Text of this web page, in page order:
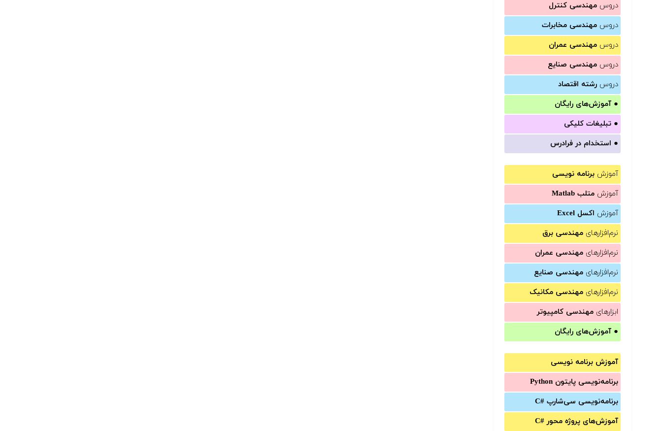
دروس مهندسی کنترل
دروس مهندسی مخابرات
دروس مهندسی عمران
دروس مهندسی صنایع
دروس رشته اقتصاد
● آموزش‌های رایگان
● تبلیغات کلیکی
● استخدام در فرادرس
آموزش برنامه نویسی
آموزش متلب Matlab
آموزش اکسل Excel
نرم‌افزارهای مهندسی برق
نرم‌افزارهای مهندسی عمران
نرم‌افزارهای مهندسی صنایع
نرم‌افزارهای مهندسی مکانیک
ابزارهای مهندسی کامپیوتر
● آموزش‌های رایگان
آموزش برنامه نویسی
برنامه‌نویسی پایتون Python
برنامه‌‌نویسی سی‌شارپ C#‎
آموزش‌های پروژه محور #C